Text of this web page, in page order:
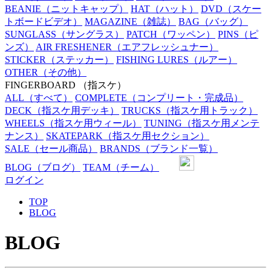
BEANIE （ニットキャップ） HAT （ハット） DVD （スケー
トボードビデオ）
MAGAZINE （雑誌） BAG （バッグ）
SUNGLASS （サングラス） PATCH （ワッペン） PINS （ピ
ンズ）
AIR FRESHENER （エアフレッシュナー）
STICKER （ステッカー） FISHING LURES （ルアー）
OTHER （その他）
FINGERBOARD
（指スケ）
ALL （すべて） COMPLETE （コンプリート・完成品）
DECK （指スケ用デッキ） TRUCKS （指スケ用トラック）
WHEELS （指スケ用ウィール） TUNING （指スケ用メンテ
ナンス）
SKATEPARK （指スケ用セクション）
SALE （セール商品） BRANDS （ブランド一覧）
BLOG （ブログ） TEAM （チーム）
ログイン
TOP
BLOG
BLOG